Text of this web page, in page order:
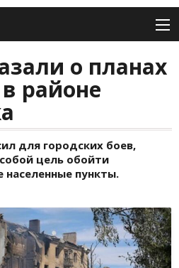
о планах
районе
для городских боев,
цель обойти
населенные пункты.